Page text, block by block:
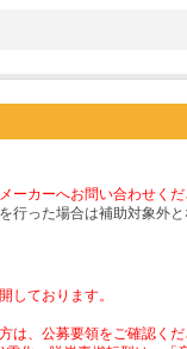
カーへお問い合わせくだ
った場合は補助対象外と
しております。
、公募要領をご確認くだ